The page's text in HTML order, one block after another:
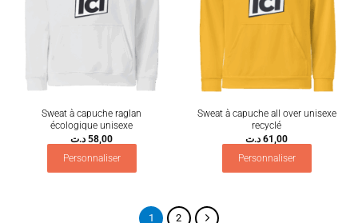
Sweat à capuche raglan
écologique unisexe
58,00 د.ت
Personnaliser
Sweat à capuche all over unisexe
recyclé
61,00 د.ت
Personnaliser
1 2